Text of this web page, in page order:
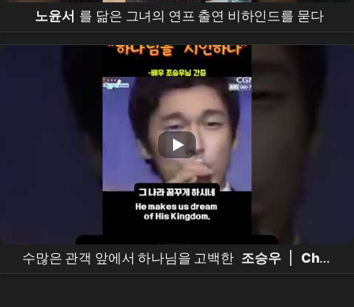
노윤서 를 닮은 그녀의 연프 출연 비하인드를 묻다
수많은 관객 앞에서 하나님을 고백한 조승우
Cho
Seung-woo Publicly Confesses His Faith [THE